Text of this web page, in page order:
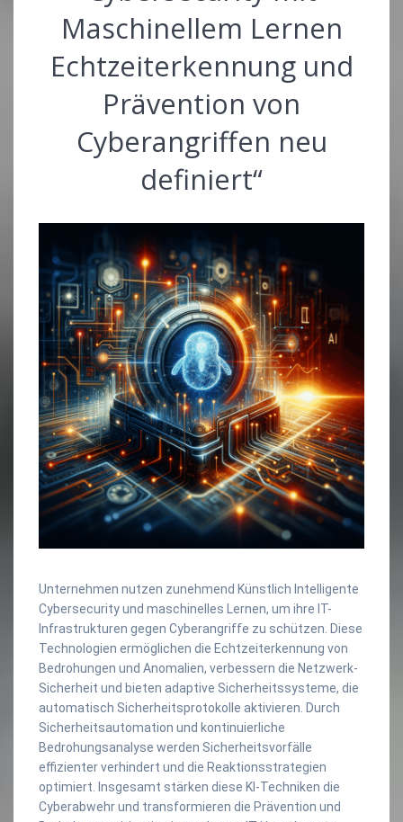
Maschinellem Lernen
Echtzeiterkennung und
Prävention von
Cyberangriffen neu
definiert“
Unternehmen nutzen zunehmend Künstlich Intelligente
Cybersecurity und maschinelles Lernen, um ihre IT-
Infrastrukturen gegen Cyberangriffe zu schützen. Diese
Technologien ermöglichen die Echtzeiterkennung von
Bedrohungen und Anomalien, verbessern die Netzwerk-
Sicherheit und bieten adaptive Sicherheitssysteme, die
automatisch Sicherheitsprotokolle aktivieren. Durch
Sicherheitsautomation und kontinuierliche
Bedrohungsanalyse werden Sicherheitsvorfälle
effizienter verhindert und die Reaktionsstrategien
optimiert. Insgesamt stärken diese KI-Techniken die
Cyberabwehr und transformieren die Prävention und